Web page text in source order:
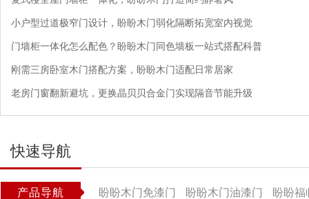
小户型过道极窄门设计，盼盼木门弱化隔断拓宽室内视觉
门墙柜一体化怎么配色？盼盼木门同色墙板一站式搭配科普
刚需三房卧室木门搭配方案，盼盼木门适配日常居家
老房门窗翻新避坑，更换晶贝贝合金门实现隔音节能升级
快速导航
产品导航 盼盼木门免漆门 盼盼木门油漆门 盼盼福